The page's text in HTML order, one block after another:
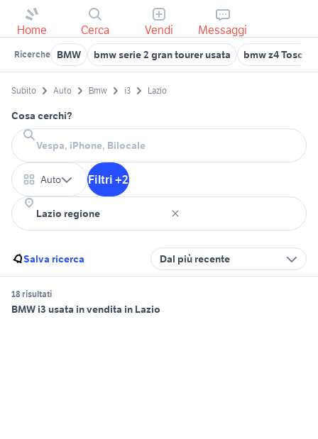
Home Cerca Vendi Messaggi
Ricerche BMW bmw serie 2 gran tourer usata bmw z4
Subito Auto Bmw i3 Lazio
Cosa cerchi?
Auto Filtri +2
Salva ricerca Dal più recente
18 risultati
BMW i3 usata in vendita in Lazio